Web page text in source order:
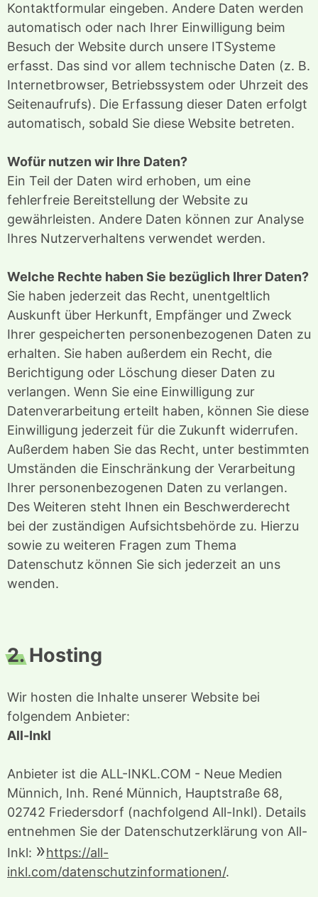
Kontaktformular eingeben. Andere Daten werden
automatisch oder nach Ihrer Einwilligung beim
Besuch der Website durch unsere ITSysteme
erfasst. Das sind vor allem technische Daten (z. B.
Internetbrowser, Betriebssystem oder Uhrzeit des
Seitenaufrufs). Die Erfassung dieser Daten erfolgt
automatisch, sobald Sie diese Website betreten.
Wofür nutzen wir Ihre Daten?
Ein Teil der Daten wird erhoben, um eine
fehlerfreie Bereitstellung der Website zu
gewährleisten. Andere Daten können zur Analyse
Ihres Nutzerverhaltens verwendet werden.
Welche Rechte haben Sie bezüglich Ihrer Daten?
Sie haben jederzeit das Recht, unentgeltlich
Auskunft über Herkunft, Empfänger und Zweck
Ihrer gespeicherten personenbezogenen Daten zu
erhalten. Sie haben außerdem ein Recht, die
Berichtigung oder Löschung dieser Daten zu
verlangen. Wenn Sie eine Einwilligung zur
Datenverarbeitung erteilt haben, können Sie diese
Einwilligung jederzeit für die Zukunft widerrufen.
Außerdem haben Sie das Recht, unter bestimmten
Umständen die Einschränkung der Verarbeitung
Ihrer personenbezogenen Daten zu verlangen.
Des Weiteren steht Ihnen ein Beschwerderecht
bei der zuständigen Aufsichtsbehörde zu. Hierzu
sowie zu weiteren Fragen zum Thema
Datenschutz können Sie sich jederzeit an uns
wenden.
2.Hosting
Wir hosten die Inhalte unserer Website bei
folgendem Anbieter:
All-Inkl
Anbieter ist die ALL-INKL.COM - Neue Medien
Münnich, Inh. René Münnich, Hauptstraße 68,
02742 Friedersdorf (nachfolgend All-Inkl). Details
entnehmen Sie der Datenschutzerklärung von All-
Inkl:
https://all-
inkl.com/datenschutzinformationen/.